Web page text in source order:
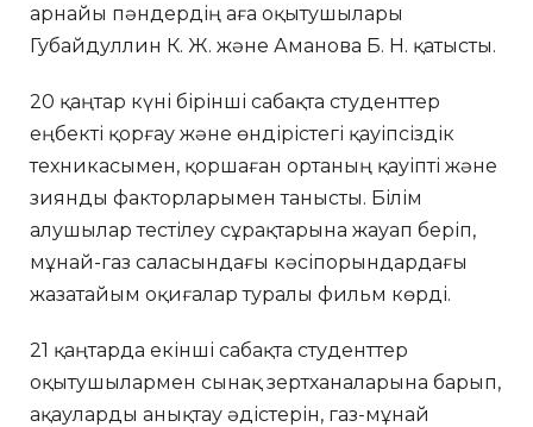
арнайы пәндердің аға оқытушылары
Губайдуллин К. Ж. және Аманова Б. Н. қатысты.
20 қаңтар күні бірінші сабақта студенттер
еңбекті қорғау және өндірістегі қауіпсіздік
техникасымен, қоршаған ортаның қауіпті және
зиянды факторларымен танысты. Білім
алушылар тестілеу сұрақтарына жауап беріп,
мұнай-газ саласындағы кәсіпорындардағы
жазатайым оқиғалар туралы фильм көрді.
21 қаңтарда екінші сабақта студенттер
оқытушылармен сынақ зертханаларына барып,
ақауларды анықтау әдістерін, газ-мұнай